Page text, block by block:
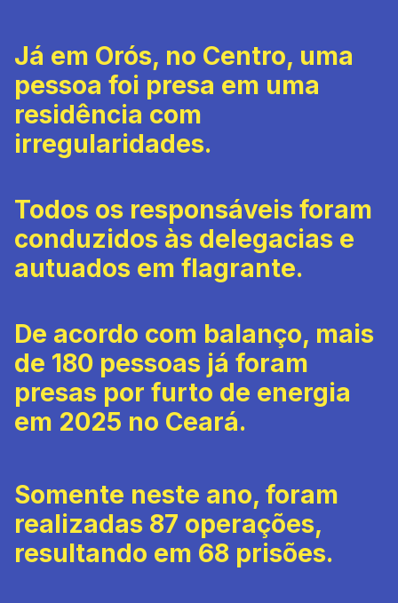
Já em Orós, no Centro, uma
pessoa foi presa em uma
residência com
irregularidades.
Todos os responsáveis foram
conduzidos às delegacias e
autuados em flagrante.
De acordo com balanço, mais
de 180 pessoas já foram
presas por furto de energia
em 2025 no Ceará.
Somente neste ano, foram
realizadas 87 operações,
resultando em 68 prisões.